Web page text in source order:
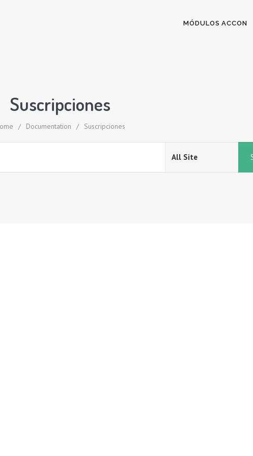
MÓDULOS ACCON
Suscripciones
/ Documentation / Suscripciones